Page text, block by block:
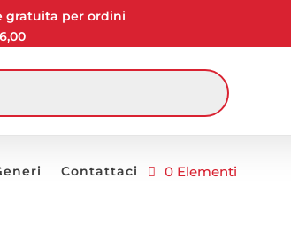
gratuita per ordini
Contattaci 0 Elementi